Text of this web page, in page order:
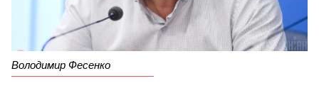
Володимир Фесенко